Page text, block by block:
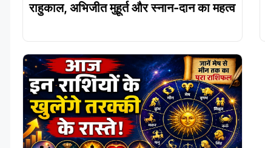
राहुकाल, अभिजीत मुहूर्त और स्नान-दान का महत्व